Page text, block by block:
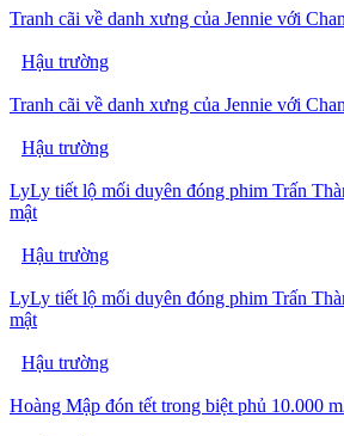
Tranh cãi về danh xưng của Jennie với
Hậu trường
Tranh cãi về danh xưng của Jennie với
Hậu trường
LyLy tiết lộ mối duyên đóng phim Trấn
mật
Hậu trường
LyLy tiết lộ mối duyên đóng phim Trấn
mật
Hậu trường
Hoàng Mập đón tết trong biệt phủ 10.000